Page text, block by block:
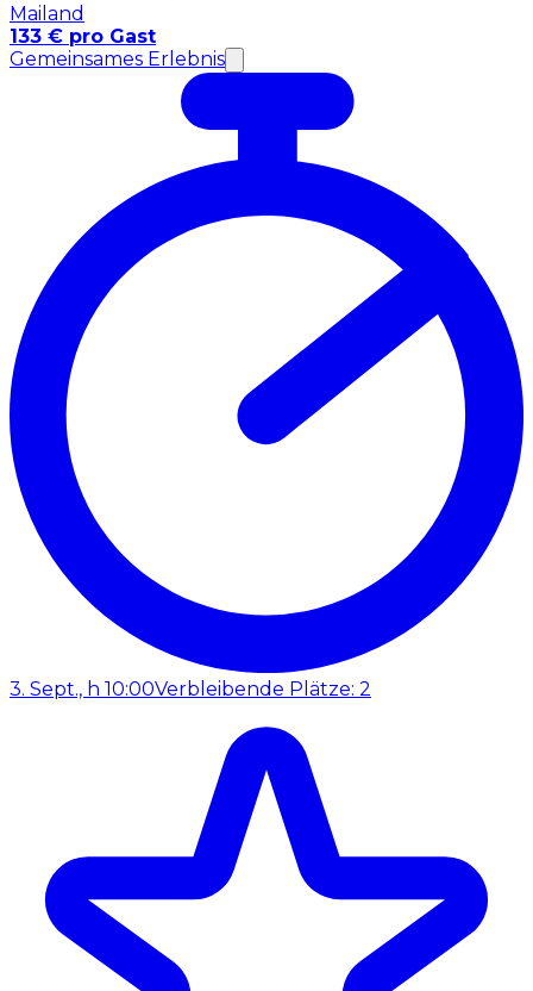
Mailand
133 € pro Gast
Gemeinsames Erlebnis
3. Sept., h 10:00Verbleibende Plätze: 2